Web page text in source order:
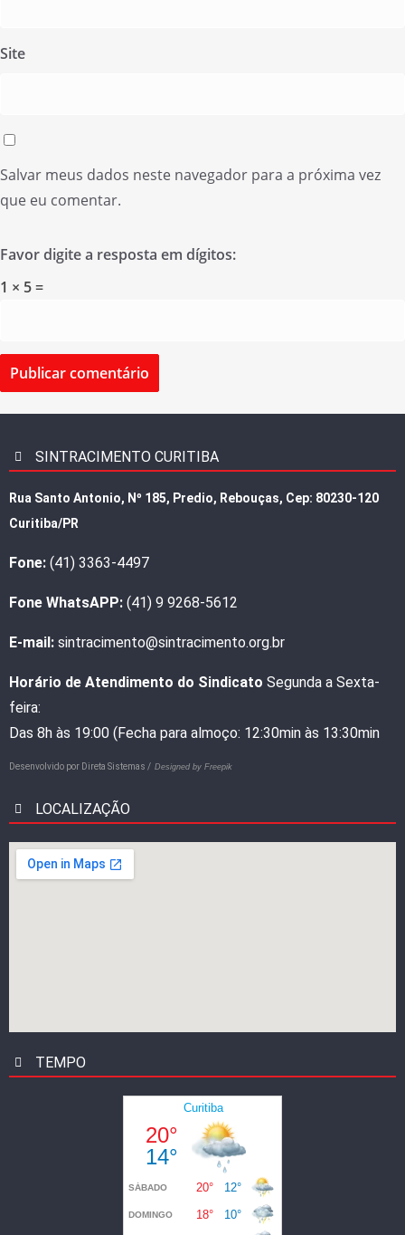
Site
Salvar meus dados neste navegador para a próxima vez
que eu comentar.
Favor digite a resposta em dígitos:
1 × 5 =
SINTRACIMENTO CURITIBA
Rua Santo Antonio, Nº 185, Predio, Rebouças, Cep: 80230-120
Curitiba/PR
Fone: (41) 3363-4497
Fone WhatsAPP: (41) 9 9268-5612
E-mail: sintracimento@sintracimento.org.br
Horário de Atendimento do Sindicato Segunda a Sexta-
feira:
Das 8h às 19:00 (Fecha para almoço: 12:30min às 13:30min
Desenvolvido por Direta Sistemas / Designed by Freepik
LOCALIZAÇÃO
TEMPO